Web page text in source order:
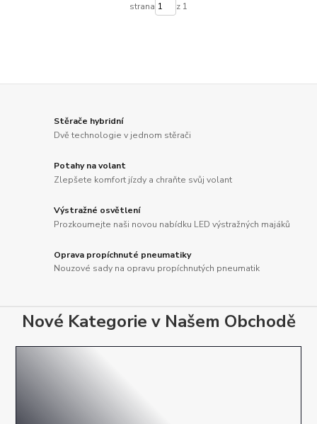
strana z 1
Stěrače hybridní
Dvě technologie v jednom stěrači
Potahy na volant
Zlepšete komfort jízdy a chraňte svůj volant
Výstražné osvětlení
Prozkoumejte naši novou nabídku LED výstražných majáků
Oprava propíchnuté pneumatiky
Nouzové sady na opravu propíchnutých pneumatik
Nové Kategorie v Našem Obchodě